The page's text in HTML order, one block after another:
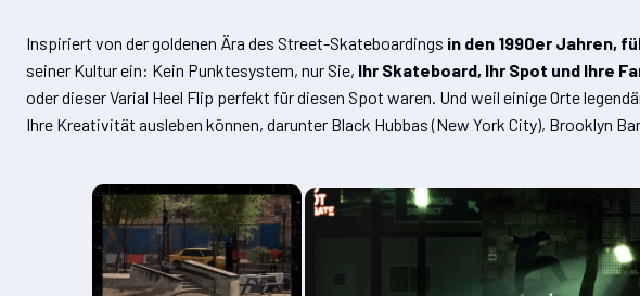
Inspiriert von der goldenen Ära des Street-Skateboardings in den 1990er Jahren,
seiner Kultur ein: Kein Punktesystem, nur Sie, Ihr Skateboard, Ihr Spot und Ihre
oder dieser Varial Heel Flip perfekt für diesen Spot waren. Und weil einige Orte
Ihre Kreativität ausleben können, darunter Black Hubbas (New York City), Brooklyn